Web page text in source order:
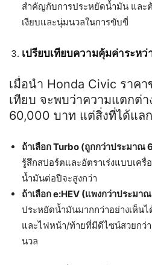
สำคัญกับการประหยัดน้ำมัน และ
เงียบและนุ่มนวลในการขับขี่
เปรียบเทียบความคุ้มค่าระหว่
เมื่อนำ Honda Civic ราค
เทียบ จะพบว่าความแตกต่
60,000 บาท แต่สิ่งที่ได้แล
ถ้าเลือก Turbo (ถูกกว่าประมาณ
รู้สึกสปอร์ตและอัตราเร่งแบบเครื่
น้ำมันต่อปีจะสูงกว่า
ถ้าเลือก e:HEV (แพงกว่าประมา
ประหยัดน้ำมันมากกว่าอย่างเห็น
และไฟหน้า/ท้ายที่มีดีไซน์สวยกว่
นวล